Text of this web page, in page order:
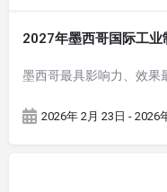
2027年墨西哥国际工
墨西哥最具影响力、效果
2026年 2月 23日 - 2026